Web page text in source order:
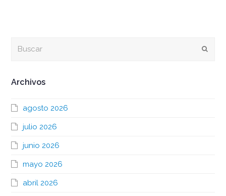
Archivos
agosto 2026
julio 2026
junio 2026
mayo 2026
abril 2026